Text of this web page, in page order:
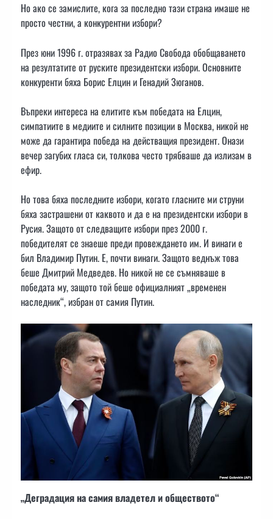
Но ако се замислите, кога за последно тази страна имаше не
просто честни, а конкурентни избори?
През юни 1996 г. отразявах за Радио Свобода обобщаването
на резултатите от руските президентски избори. Основните
конкуренти бяха Борис Елцин и Генадий Зюганов.
Въпреки интереса на елитите към победата на Елцин,
симпатиите в медиите и силните позиции в Москва, никой не
може да гарантира победа на действащия президент. Онази
вечер загубих гласа си, толкова често трябваше да излизам в
ефир.
Но това бяха последните избори, когато гласните ми струни
бяха застрашени от каквото и да е на президентски избори в
Русия. Защото от следващите избори през 2000 г.
победителят се знаеше преди провеждането им. И винаги е
бил Владимир Путин. Е, почти винаги. Защото веднъж това
беше Дмитрий Медведев. Но никой не се съмняваше в
победата му, защото той беше официалният „временен
наследник“, избран от самия Путин.
„Деградация на самия владетел и обществото“